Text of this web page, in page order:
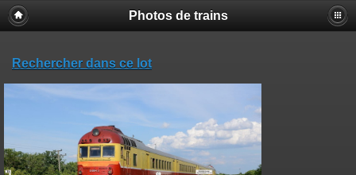
Photos de trains
Rechercher dans ce lot